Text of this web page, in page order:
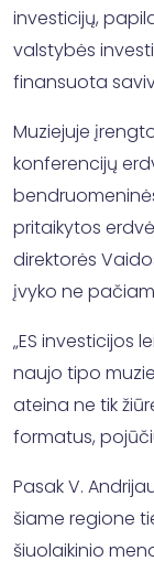
investicijų,
valstybės
finansuota
Muziejuje
konferencijų
pritaikytos
direktorės
įvyko ne
„ES investicijos
naujo tipo
ateina ne tik
formatus,
Pasak V.
šiame regione
šiuolaikinio